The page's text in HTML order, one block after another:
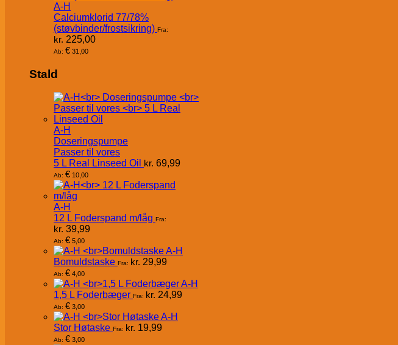
A-H
Calciumklorid 77/78%
(støvbinder/frostsikring) Fra:
kr. 225,00
Ab: € 31,00
Stald
A-H
Doseringspumpe
Passer til vores
5 L Real Linseed Oil kr. 69,99
Ab: € 10,00
A-H
12 L Foderspand m/låg Fra:
kr. 39,99
Ab: € 5,00
A-H
Bomuldstaske Fra: kr. 29,99
Ab: € 4,00
A-H
1,5 L Foderbæger Fra: kr. 24,99
Ab: € 3,00
A-H
Stor Høtaske Fra: kr. 19,99
Ab: € 3,00